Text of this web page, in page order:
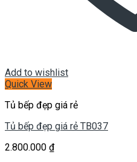
Add to wishlist
Quick View
Tủ bếp đẹp giá rẻ
Tủ bếp đẹp giá rẻ TB037
2.800.000 ₫